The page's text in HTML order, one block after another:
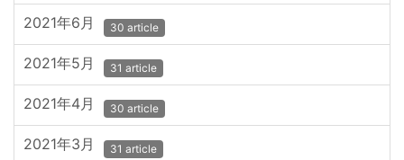
2021年6月 30 article
2021年5月 31 article
2021年4月 30 article
2021年3月 31 article